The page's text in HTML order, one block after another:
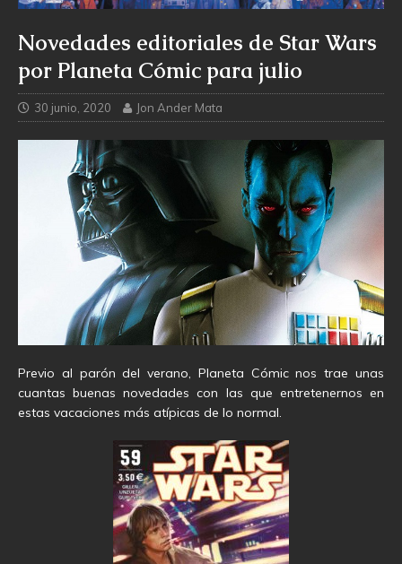
Novedades editoriales de Star Wars
por Planeta Cómic para julio
30 junio, 2020 Jon Ander Mata
Previo al parón del verano, Planeta Cómic nos trae unas
cuantas buenas novedades con las que entretenernos en
estas vacaciones más atípicas de lo normal.